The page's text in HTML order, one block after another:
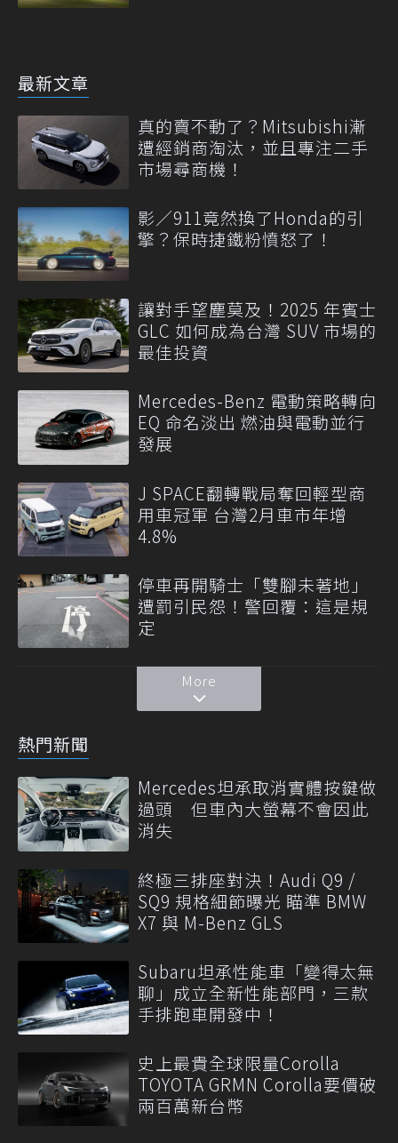
最新文章
真的賣不動了？Mitsubishi漸
遭經銷商淘汰，並且專注二手
市場尋商機！
影／911竟然換了Honda的引
擎？保時捷鐵粉憤怒了！
讓對手望塵莫及！2025 年賓士
GLC 如何成為台灣 SUV 市場的
最佳投資
Mercedes-Benz 電動策略轉向
EQ 命名淡出 燃油與電動並行
發展
J SPACE翻轉戰局奪回輕型商
用車冠軍 台灣2月車市年增
4.8%
停車再開騎士「雙腳未著地」
遭罰引民怨！警回覆：這是規
定
More
熱門新聞
Mercedes坦承取消實體按鍵做
過頭 但車內大螢幕不會因此
消失
終極三排座對決！Audi Q9 /
SQ9 規格細節曝光 瞄準 BMW
X7 與 M-Benz GLS
Subaru坦承性能車「變得太無
聊」成立全新性能部門，三款
手排跑車開發中！
史上最貴全球限量Corolla
TOYOTA GRMN Corolla要價破
兩百萬新台幣